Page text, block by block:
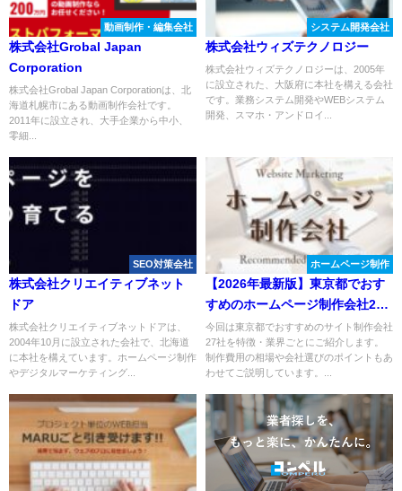
動画制作・編集会社
株式会社Grobal Japan
Corporation
株式会社Grobal Japan Corporationは、北
海道札幌市にある動画制作会社です。
2011年に設立され、大手企業から中小、
零細...
システム開発会社
株式会社ウィズテクノロジー
株式会社ウィズテクノロジーは、2005年
に設立された、大阪府に本社を構える会社
です。業務システム開発やWEBシステム
開発、スマホ・アンドロイ...
SEO対策会社
株式会社クリエイティブネット
ドア
株式会社クリエイティブネットドアは、
2004年10月に設立された会社で、北海道
に本社を構えています。ホームページ制作
やデジタルマーケティング...
ホームページ制作
【2026年最新版】東京都でおす
すめのホームページ制作会社27
選！
今回は東京都でおすすめのサイト制作会社
27社を特徴・業界ごとにご紹介します。
制作費用の相場や会社選びのポイントもあ
わせてご説明しています。...